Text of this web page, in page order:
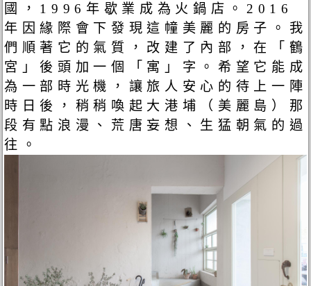
國，1996年歇業成為火鍋店。2016
年因緣際會下發現這幢美麗的房子。我
們順著它的氣質，改建了內部，在「鶴
宮」後頭加一個「寓」字。希望它能成
為一部時光機，讓旅人安心的待上一陣
時日後，稍稍喚起大港埔（美麗島）那
段有點浪漫、荒唐妄想、生猛朝氣的過
往。